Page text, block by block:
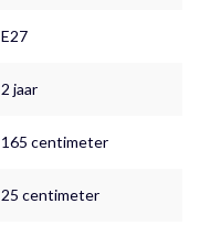
E27
2 jaar
165 centimeter
25 centimeter